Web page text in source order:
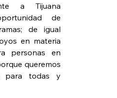
a Tijuana
de
de igual
en materia
personas en
queremos
para todas y